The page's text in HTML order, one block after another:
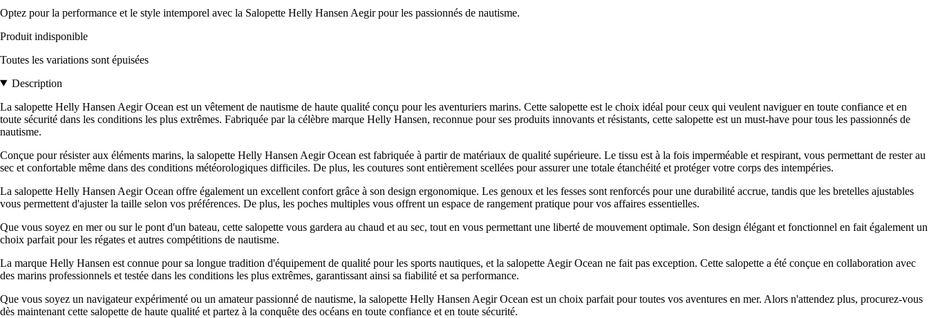
Optez pour la performance et le style intemporel avec la Salopette Helly Hansen Aegir pour les passionnés de nautisme.
Produit indisponible
Toutes les variations sont épuisées
Description
La salopette Helly Hansen Aegir Ocean est un vêtement de nautisme de haute qualité conçu pour les aventuriers marins. Cette salopette est le choix idéal pour ceux qui veulent naviguer en toute confiance et en
toute sécurité dans les conditions les plus extrêmes. Fabriquée par la célèbre marque Helly Hansen, reconnue pour ses produits innovants et résistants, cette salopette est un must-have pour tous les passionnés de
nautisme.
Conçue pour résister aux éléments marins, la salopette Helly Hansen Aegir Ocean est fabriquée à partir de matériaux de qualité supérieure. Le tissu est à la fois imperméable et respirant, vous permettant de rester au
sec et confortable même dans des conditions météorologiques difficiles. De plus, les coutures sont entièrement scellées pour assurer une totale étanchéité et protéger votre corps des intempéries.
La salopette Helly Hansen Aegir Ocean offre également un excellent confort grâce à son design ergonomique. Les genoux et les fesses sont renforcés pour une durabilité accrue, tandis que les bretelles ajustables
vous permettent d'ajuster la taille selon vos préférences. De plus, les poches multiples vous offrent un espace de rangement pratique pour vos affaires essentielles.
Que vous soyez en mer ou sur le pont d'un bateau, cette salopette vous gardera au chaud et au sec, tout en vous permettant une liberté de mouvement optimale. Son design élégant et fonctionnel en fait également un
choix parfait pour les régates et autres compétitions de nautisme.
La marque Helly Hansen est connue pour sa longue tradition d'équipement de qualité pour les sports nautiques, et la salopette Aegir Ocean ne fait pas exception. Cette salopette a été conçue en collaboration avec
des marins professionnels et testée dans les conditions les plus extrêmes, garantissant ainsi sa fiabilité et sa performance.
Que vous soyez un navigateur expérimenté ou un amateur passionné de nautisme, la salopette Helly Hansen Aegir Ocean est un choix parfait pour toutes vos aventures en mer. Alors n'attendez plus, procurez-vous
dès maintenant cette salopette de haute qualité et partez à la conquête des océans en toute confiance et en toute sécurité.